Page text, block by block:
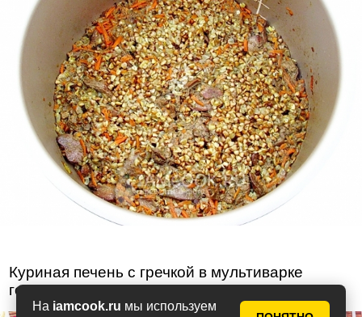
На iamcook.ru мы используем
Куриная печень с гречкой в мультиварке
готова к дегустации. Приятного аппетита!